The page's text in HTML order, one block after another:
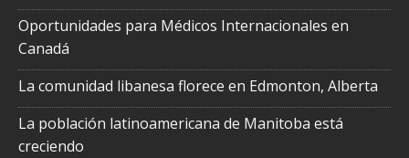
Oportunidades para Médicos Internacionales en
Canadá
La comunidad libanesa florece en Edmonton, Alberta
La población latinoamericana de Manitoba está
creciendo